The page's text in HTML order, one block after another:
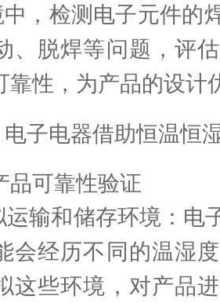
，检测电子元件的
、脱焊等问题，评
靠性，为产品的设计
品可靠性验证
运输和储存环境：电
会经历不同的温湿
这些环境，对产品